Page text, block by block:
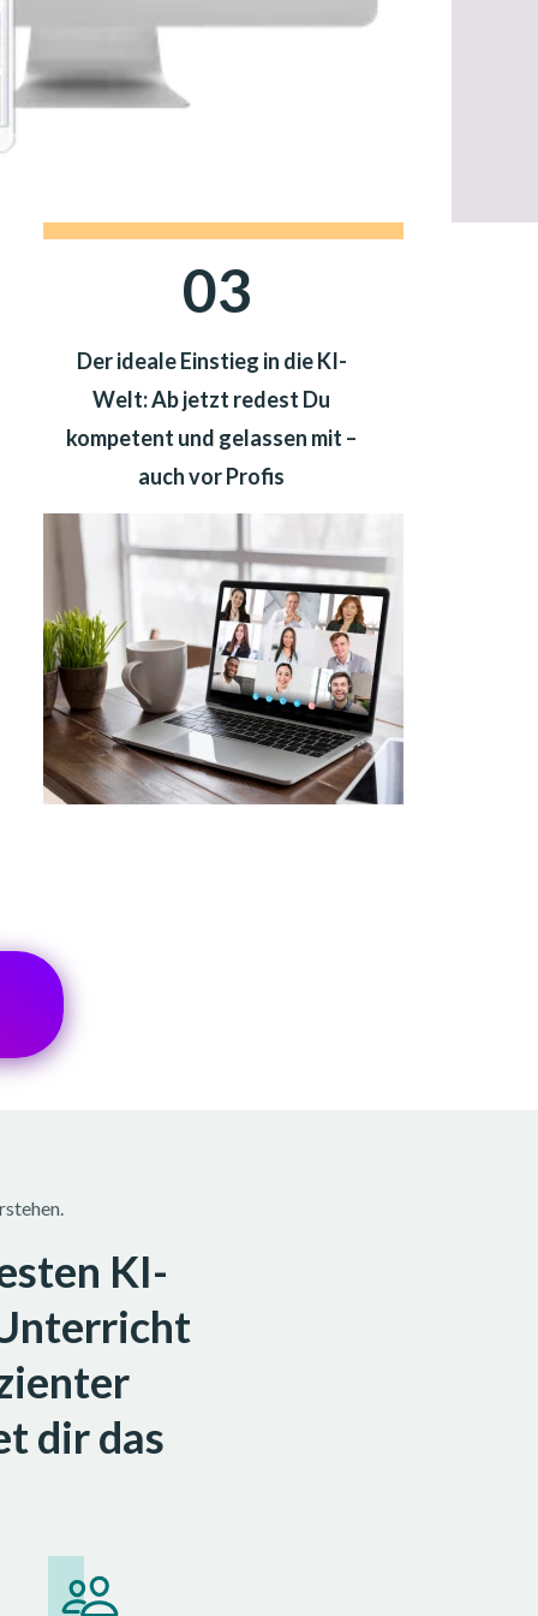
Der ideale Einstieg in die KI-
Welt: Ab jetzt redest Du
kompetent und gelassen mit –
auch vor Profis
03
KI-
dir das